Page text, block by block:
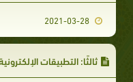
ثالثًا: التطبيقات